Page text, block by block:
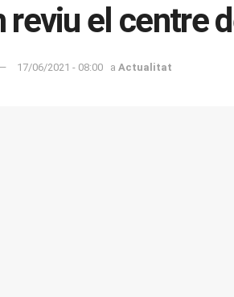
reviu el centre
17/06/2021 - 08:00 a Actualitat